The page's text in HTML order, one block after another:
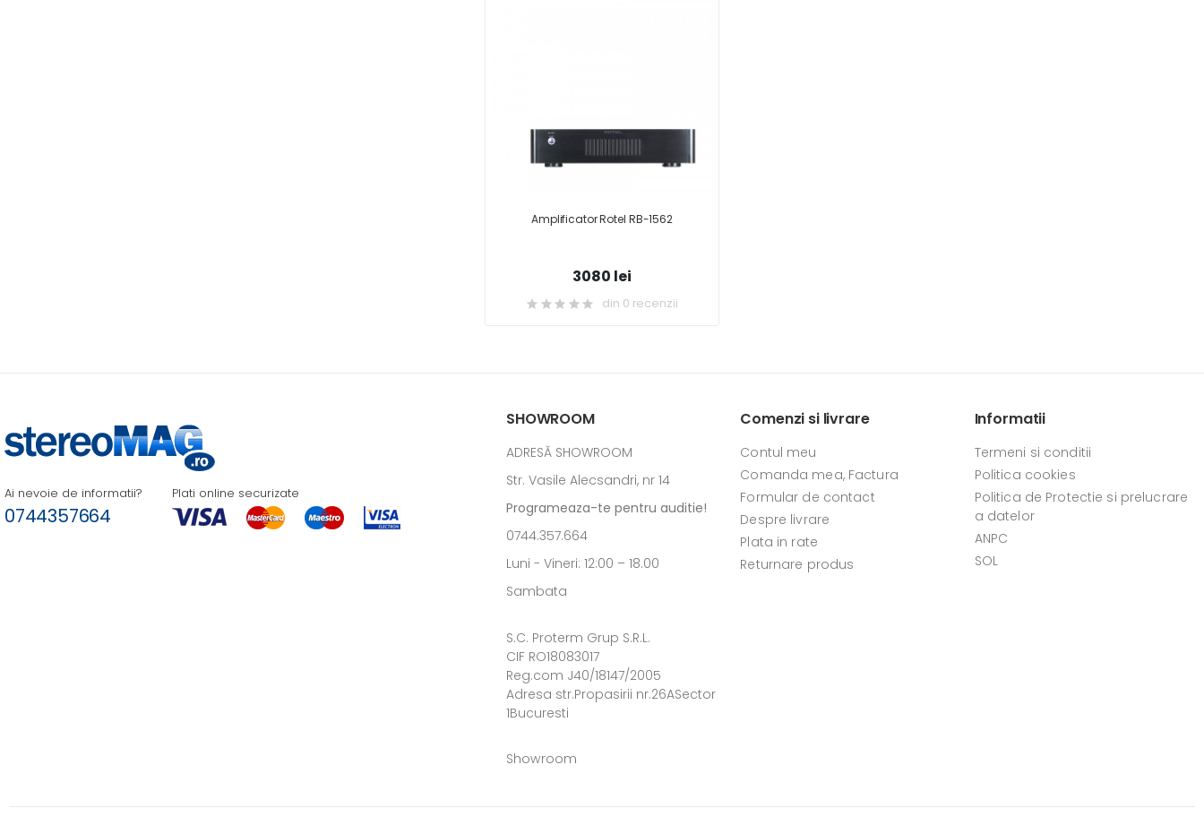
Amplificator Rotel RB-1562
3080 lei
din 0 recenzii
Ai nevoie de informatii?
0744357664
Plati online securizate
SHOWROOM
ADRESĂ SHOWROOM
Str. Vasile Alecsandri, nr 14
Programeaza-te pentru auditie!
0744.357.664
Luni - Vineri: 12:00 – 18.00
Sambata
S.C. Proterm Grup S.R.L.
CIF RO18083017
Reg.com J40/18147/2005
Adresa str.Propasirii nr.26ASector
1Bucuresti
Showroom
Comenzi si livrare
Contul meu
Comanda mea, Factura
Formular de contact
Despre livrare
Plata in rate
Returnare produs
Informatii
Termeni si conditii
Politica cookies
Politica de Protectie si prelucrare
a datelor
ANPC
SOL